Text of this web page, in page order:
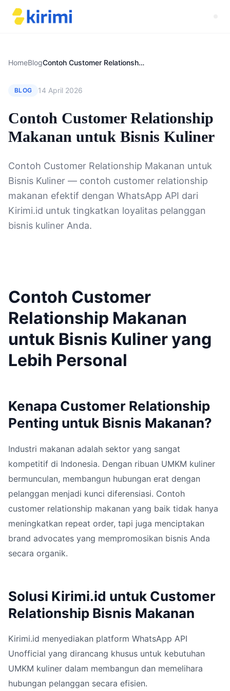
HomeBlog Contoh Customer Relationship Makanan untuk Bisnis Kuliner
BLOG 14 April 2026
Contoh Customer Relationship
Makanan untuk Bisnis Kuliner
Contoh Customer Relationship Makanan untuk
Bisnis Kuliner — contoh customer relationship
makanan efektif dengan WhatsApp API dari
Kirimi.id untuk tingkatkan loyalitas pelanggan
bisnis kuliner Anda.
Contoh Customer
Relationship Makanan
untuk Bisnis Kuliner yang
Lebih Personal
Kenapa Customer Relationship
Penting untuk Bisnis Makanan?
Industri makanan adalah sektor yang sangat
kompetitif di Indonesia. Dengan ribuan UMKM kuliner
bermunculan, membangun hubungan erat dengan
pelanggan menjadi kunci diferensiasi. Contoh
customer relationship makanan yang baik tidak hanya
meningkatkan repeat order, tapi juga menciptakan
brand advocates yang mempromosikan bisnis Anda
secara organik.
Solusi Kirimi.id untuk Customer
Relationship Bisnis Makanan
Kirimi.id menyediakan platform WhatsApp API
Unofficial yang dirancang khusus untuk kebutuhan
UMKM kuliner dalam membangun dan memelihara
hubungan pelanggan secara efisien.